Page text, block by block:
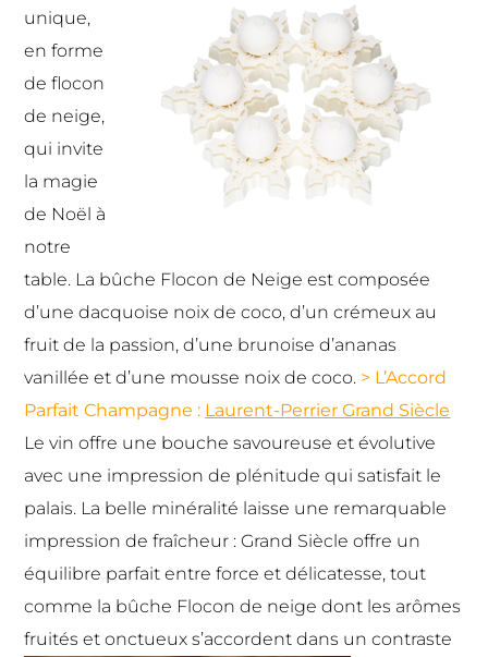
unique,
en forme
de flocon
de neige,
qui invite
la magie
de Noël à
notre
table. La bûche Flocon de Neige est composée
d’une dacquoise noix de coco, d’un crémeux au
fruit de la passion, d’une brunoise d’ananas
vanillée et d’une mousse noix de coco. > L’Accord
Parfait Champagne : Laurent-Perrier Grand Siècle
Le vin offre une bouche savoureuse et évolutive
avec une impression de plénitude qui satisfait le
palais. La belle minéralité laisse une remarquable
impression de fraîcheur : Grand Siècle offre un
équilibre parfait entre force et délicatesse, tout
comme la bûche Flocon de neige dont les arômes
fruités et onctueux s’accordent dans un contraste